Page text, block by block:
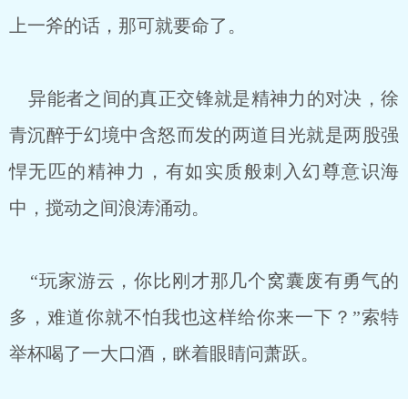
上一斧的话，那可就要命了。
异能者之间的真正交锋就是精神力的对决，徐
青沉醉于幻境中含怒而发的两道目光就是两股强
悍无匹的精神力，有如实质般刺入幻尊意识海
中，搅动之间浪涛涌动。
“玩家游云，你比刚才那几个窝囊废有勇气的
多，难道你就不怕我也这样给你来一下？”索特
举杯喝了一大口酒，眯着眼睛问萧跃。